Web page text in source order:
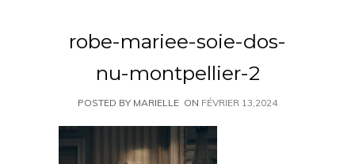
robe-mariee-soie-dos-
nu-montpellier-2
POSTED BY MARIELLE ON FÉVRIER 13,2024